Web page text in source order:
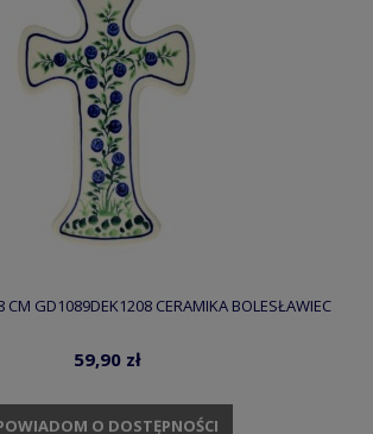
CM GD1089DEK1208 CERAMIKA BOLESŁAWIEC
59,90 zł
O DOSTĘPNOŚCI